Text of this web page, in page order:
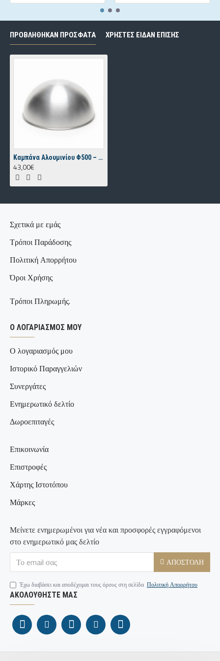
Φινίρισμα: Φυσικό αλουμίνιο (δυνατότητα βαφής ή
επεξεργασίας κατόπιν ζήτησης)
Χρήση: Κατασκευή φωτιστικών / επαγγελματικές
εφαρμογές
Εμπορικές πληροφορίες
Προϊόν Bronzedesign Θεσσαλονίκη
Διαθέσιμο σε χονδρική και λιανική πώληση
κατασκευών
Κατάλληλο για επαγγελματίες κατασκευαστές
φωτιστικών
φωτιστικών υψηλής ακρίβειας
ΠΡΟΒΛΗΘΗΚΑΝ ΠΡΟΣΦΑΤΑ ΧΡΗΣΤΕΣ ΕΙΔΑΝ ΕΠΙΣΗΣ
Καμπάνα Αλουμινίου Φ500 – Spinning Metal
43,00€
Σχετικά με εμάς
Τρόποι Παράδοσης
Πολιτική Απορρήτου
Όροι Χρήσης
Τρόποι Πληρωμής.
Ο ΛΟΓΑΡΙΑΣΜΌΣ ΜΟΥ
Ο λογαριασμός μου
Ιστορικό Παραγγελιών
Συνεργάτες
Ενημερωτικό δελτίο
Δωροεπιταγές
Επικοινωνία
Επιστροφές
Χάρτης Ιστοτόπου
Μάρκες
Μείνετε ενημερωμένοι για νέα και προσφορές εγγραφόμενοι
στο ενημερωτικό μας δελτίο
ΑΠΟΣΤΟΛΉ
Έχω διαβάσει και αποδέχομαι τους όρους στη σελίδα Πολιτική Απορρήτου
ΑΚΟΛΟΥΘΉΣΤΕ ΜΑΣ